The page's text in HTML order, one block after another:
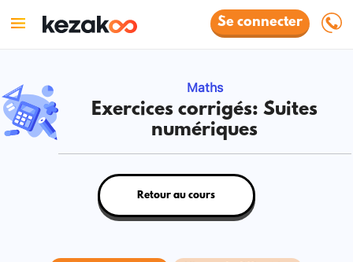
Se connecter
Maths
Exercices corrigés: Suites
numériques
Retour au cours